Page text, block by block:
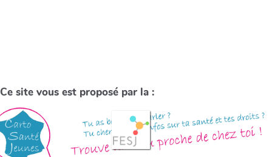
Ce site vous est proposé par la :